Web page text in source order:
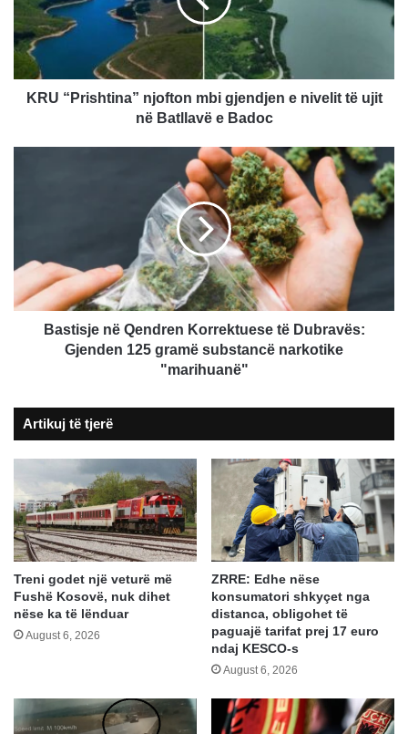
e
nivelit
të
ujit
KRU “Prishtina” njofton mbi gjendjen e nivelit të ujit
në Batllavë e Badoc
Gjenden
125
gramë
substancëBastisje në Qendren Korrektuese të Dubravës:
Gjenden 125 gramë substancë narkotike
"marihuanë"
Artikuj të tjerë
Treni godet një veturë më
Fushë Kosovë, nuk dihet
nëse ka të lënduar
August 6, 2026
ZRRE: Edhe nëse
konsumatori shkyçet nga
distanca, obligohet të
paguajë tarifat prej 17 euro
ndaj KESCO-s
August 6, 2026